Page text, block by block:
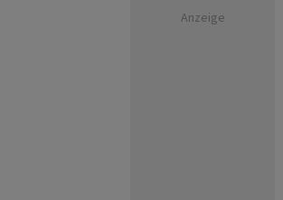
Anzeige